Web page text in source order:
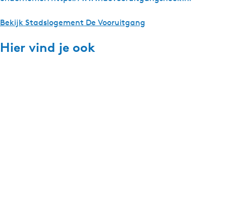
Bekijk Stadslogement De Vooruitgang
Hier vind je ook